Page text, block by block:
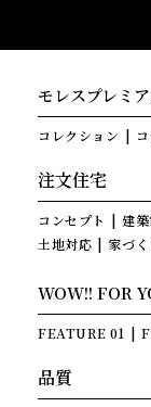
モレスプレミ
コレクション
注文住宅
コンセプト 建
土地対応
家づ
WOW!! FOR
FEATURE 01
品質